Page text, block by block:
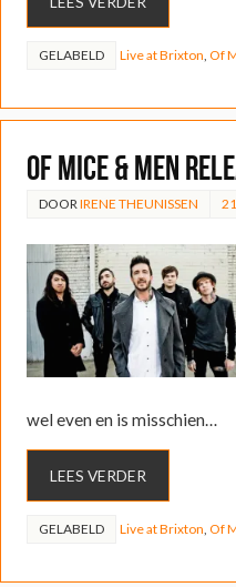
GELABELD Live at Brixton Of
Of Mice & Men
DOOR IRENE THEUNISSEN
wel even en is misschien…
LEES VERDER
GELABELD Live at Brixton Of